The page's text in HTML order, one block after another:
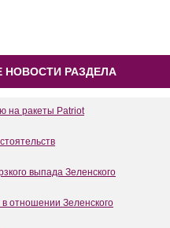
НОВОСТИ РАЗДЕЛА
на ракеты Patriot
выпада Зеленского
отношении Зеленского